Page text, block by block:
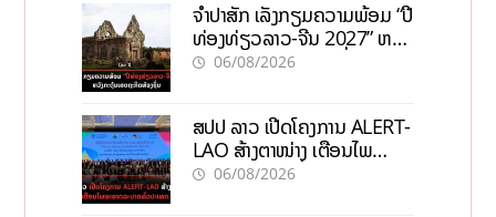
ຈຳປາສັກ ເລັ່ງກຽມຄວາມພ້ອມ “ປີ
ທ່ອງທ່ຽວລາວ-ຈີນ 2027” ຫວັງ
ກະຕຸ້ນເສດຖະກິດທ້ອງຖິ່ນ
06/08/2026
ສປປ ລາວ ເປີດໂຄງການ ALERT-
LAO ສ້າງຕາໜ່າງ ເຕືອນໄພ
ພະຍາດລະບາດທົ່ວປະເທດ
06/08/2026